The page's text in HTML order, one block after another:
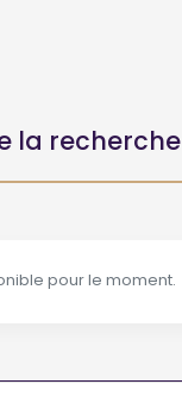
la recherche
pour le moment.